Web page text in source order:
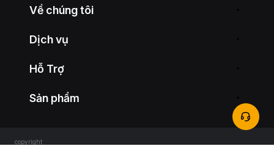
Về chúng tôi
Dịch vụ
Hỗ Trợ
Sản phẩm
copyright